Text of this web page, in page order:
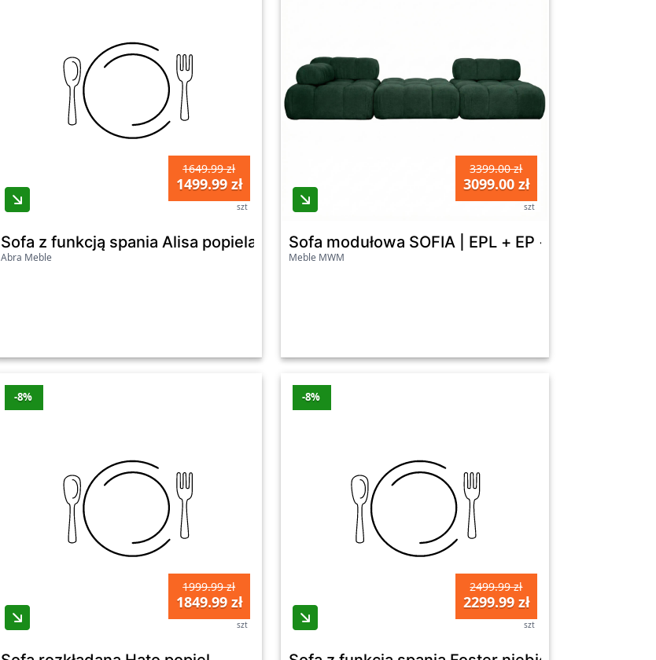
1649.99 zł
1499.99 zł
szt
Sofa z funkcją spania Alisa popielata
Abra Meble
3399.00 zł
3099.00 zł
szt
Sofa modułowa SOFIA | EPL + EP + P | Riviera
Meble MWM
-8%
1999.99 zł
1849.99 zł
szt
-8%
2499.99 zł
2299.99 zł
szt